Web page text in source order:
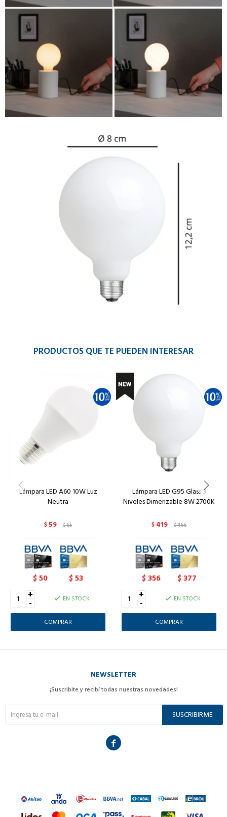
PRODUCTOS QUE TE PUEDEN INTERESAR
Lámpara LED A60 10W Luz
Neutra
$59 $65
$50 $53
+
- EN STOCK
Lámpara LED G95 Glass 3
Niveles Dimerizable 8W 2700K
$ 419 $466
$356 $377
+
- EN STOCK
NEWSLETTER
¡Suscribite y recibí todas nuestras novedades!
SUSCRIBIRME
